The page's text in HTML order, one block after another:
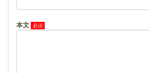
本文